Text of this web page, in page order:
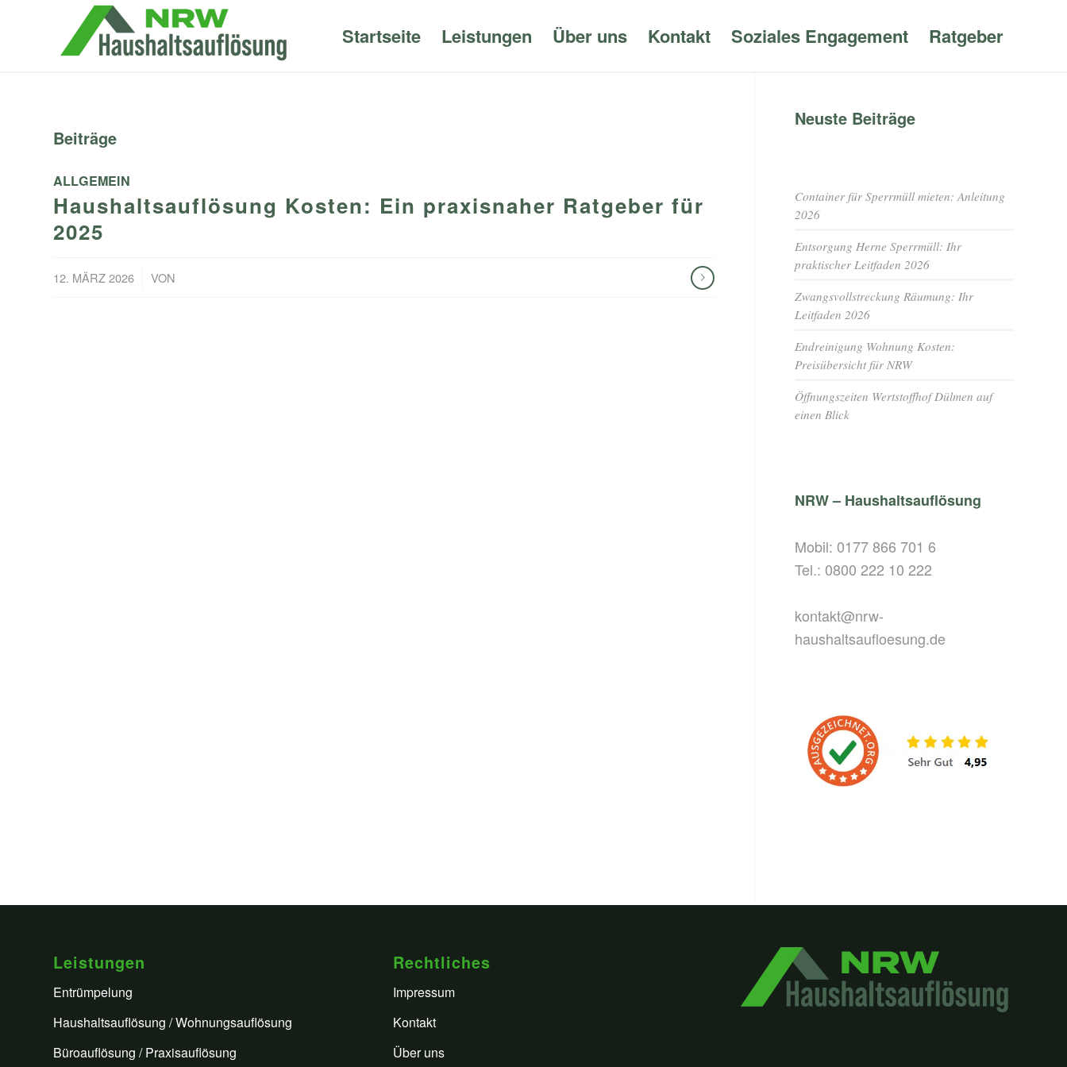
Startseite Leistungen Über uns Kontakt Soziales Engagement Ratgeber
Beiträge
ALLGEMEIN
Haushaltsauflösung Kosten: Ein praxisnaher Ratgeber für
2025
12. MÄRZ 2026 VON
Neuste Beiträge
Container für Sperrmüll mieten: Anleitung
2026
Entsorgung Herne Sperrmüll: Ihr
praktischer Leitfaden 2026
Zwangsvollstreckung Räumung: Ihr
Leitfaden 2026
Endreinigung Wohnung Kosten:
Preisübersicht für NRW
Öffnungszeiten Wertstoffhof Dülmen auf
einen Blick
NRW – Haushaltsauflösung
Mobil: 0177 866 701 6
Tel.: 0800 222 10 222
kontakt@nrw-
haushaltsaufloesung.de
Leistungen
Entrümpelung
Haushaltsauflösung / Wohnungsauflösung
Büroauflösung / Praxisauflösung
Rechtliches
Impressum
Kontakt
Über uns